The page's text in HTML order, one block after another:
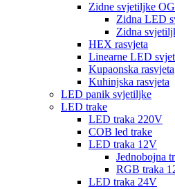
Zidne svjetiljke OG
Zidna LED
Zidna
HEX rasvjeta
Linearne LED
Kupaonska rasvjeta
Kuhinjska rasvjeta
LED panik svjetiljke
LED trake
LED traka 220V
COB led trake
LED traka 12V
Jednobojna
RGB traka
LED traka 24V